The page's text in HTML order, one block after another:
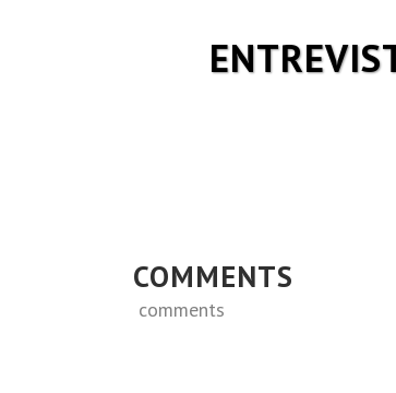
COMMENTS
comments